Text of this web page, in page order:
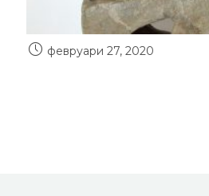
февруари 27, 2020